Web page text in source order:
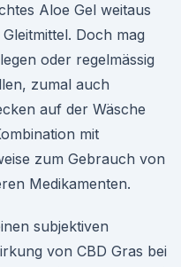
Aloe Gel weitaus
Doch mag
oder regelmässig
zumal auch
auf der Wäsche
mit
zum Gebrauch von
Medikamenten.
subjektiven
von CBD Gras bei